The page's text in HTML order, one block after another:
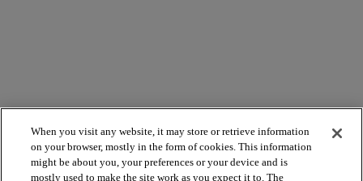
When you visit any website, it may store or retrieve information
on your browser, mostly in the form of cookies. This information
might be about you, your preferences or your device and is
mostly used to make the site work as you expect it to. The